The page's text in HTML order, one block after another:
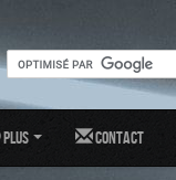
Plus Contact